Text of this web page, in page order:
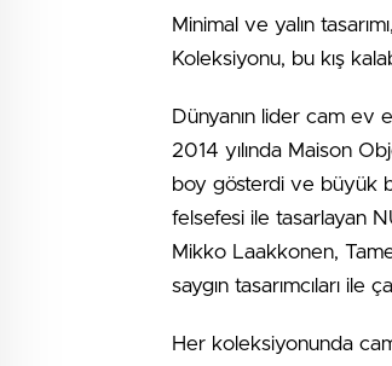
Minimal ve yalın
Koleksiyonu, bu kış
Dünyanın lider cam ev
2014 yılında Maison
boy gösterdi ve büyük
felsefesi ile tasarlayan
Mikko Laakkonen,
saygın tasarımcıları ile
Her koleksiyonunda